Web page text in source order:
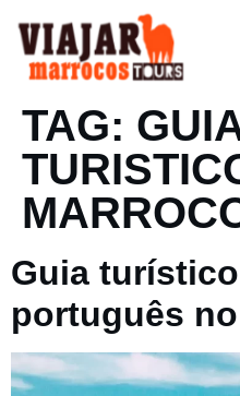
TAG:
Guia
português